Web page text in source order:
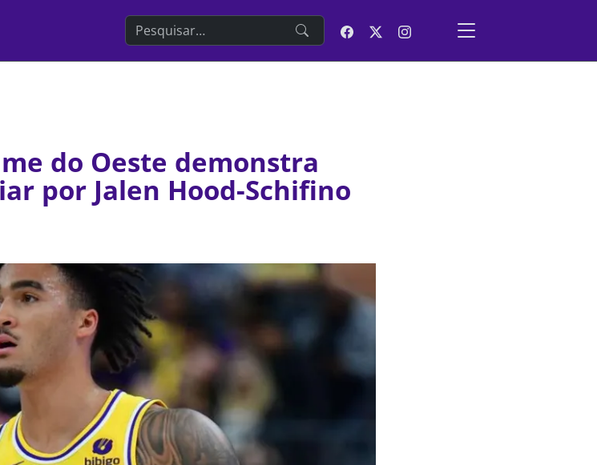
Search the website
do Oeste demonstra
por Jalen Hood-Schifino